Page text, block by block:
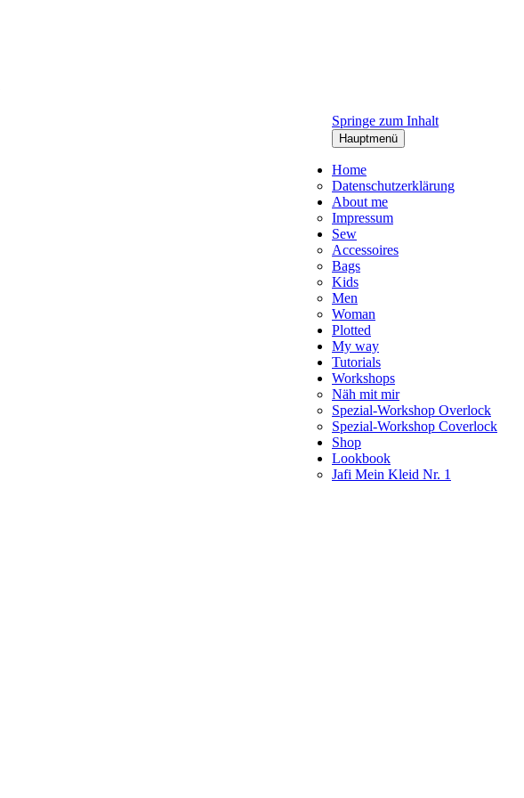
Springe zum Inhalt
Hauptmenü
Home
Datenschutzerklärung
About me
Impressum
Sew
Accessoires
Bags
Kids
Men
Woman
Plotted
My way
Tutorials
Workshops
Näh mit mir
Spezial-Workshop Overlock
Spezial-Workshop Coverlock
Shop
Lookbook
Jafi Mein Kleid Nr. 1